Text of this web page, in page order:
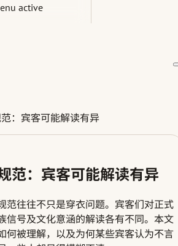
active
：宾客可能解读有异
范：宾客可能解读有异
范往往不只是穿衣问题。宾客们对正式
信号及文化意涵的解读各有不同。本文
何被理解，以及为何某些宾客认为不言